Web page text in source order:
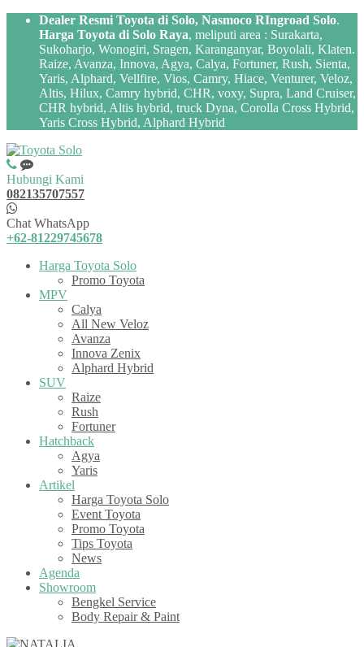
Dealer Resmi Toyota di Solo, Nasmoco RIngroad Solo.
Harga Toyota di Solo Raya, meliputi area : Surakarta,
Sukoharjo, Wonogiri, Sragen, Karanganyar, Boyolali, Klaten.
Raize, Avanza, Innova, Agya, Calya, Fortuner, Rush, Sienta,
Yaris, Alphard, Vellfire, Vios, Camry, Hiace, Venturer, Veloz,
Altis, Hilux, Camry hybrid, CHR, voxy, Supra, Land Cruiser,
CHR hybrid, Altis hybrid, truck Dyna, Corolla Cross Hybrid,
Yaris Cross Hybrid, Alphard Hybrid
Hubungi Kami
082135707557
Chat WhatsApp
+62-81229745678
Harga Toyota Solo
Promo Toyota
MPV
Calya
All New Veloz
Avanza
Innova Zenix
Alphard Hybrid
SUV
Raize
Rush
Fortuner
Hatchback
Agya
Yaris
Artikel
Harga Toyota Solo
Event Toyota
Promo Toyota
Tips Toyota
News
Agenda
Showroom
Bengkel Service
Body Repair & Paint